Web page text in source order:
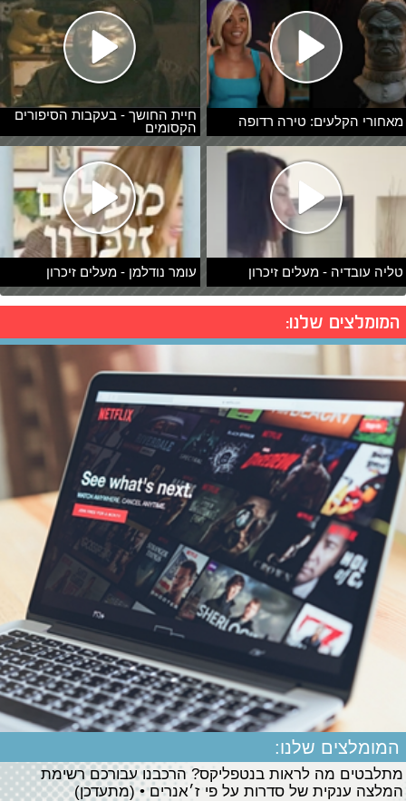
מאחורי הקלעים: טירה רדופה
חיית החושך - בעקבות הסיפורים
הקסומים
טליה עובדיה - מעלים זיכרון עומר נודלמן - מעלים זיכרון
המומלצים שלנו:
המומלצים שלנו:
מתלבטים מה לראות בנטפליקס? הרכבנו עבורכם רשימת
המלצה ענקית של סדרות על פי ז׳אנרים • (מתעדכן)